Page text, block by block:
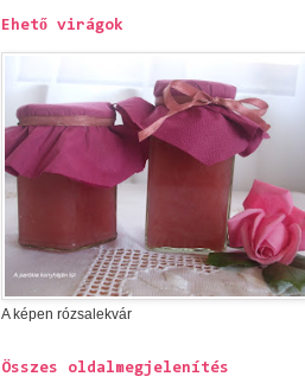
Ehető virágok
A képen rózsalekvár
Összes oldalmegjelenítés